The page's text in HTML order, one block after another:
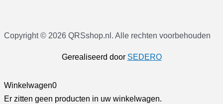
Copyright © 2026 QRSshop.nl. Alle rechten voorbehouden
Gerealiseerd door SEDERO
Winkelwagen0
Er zitten geen producten in uw winkelwagen.